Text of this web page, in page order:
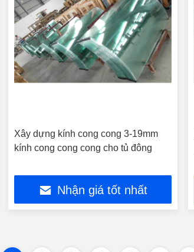
Xây dựng kính cong cong 3-19mm
kính cong cong cong cho tủ đông
Nhận giá tốt nhất